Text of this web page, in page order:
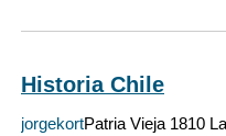
Historia Chile
jorgekortPatria Vieja 1810